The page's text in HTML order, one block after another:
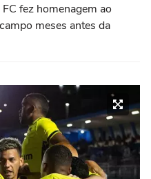
fez homenagem ao
meses antes da